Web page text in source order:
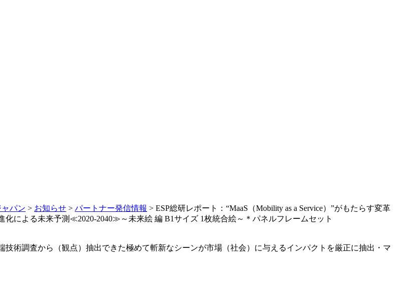
パン > お知らせ > パートナー発信情報 > ESP総研レポート：“MaaS（Mobility as a Service）”がもたらす変革
化による未来予測≪2020‐2040≫～未来絵 編 B1サイズ 1枚統合絵～＊パネルフレームセット
技術調査から（観点）抽出できた極めて斬新なシーンが市場（社会）に与えるインパクトを厳正に抽出・マ